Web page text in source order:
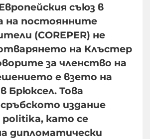
съюз в
на постоянните
(COREPER) не
на Клъстер
за членство на
е взето на
Брюксел. Това
издание
politika, като се
дипломатически